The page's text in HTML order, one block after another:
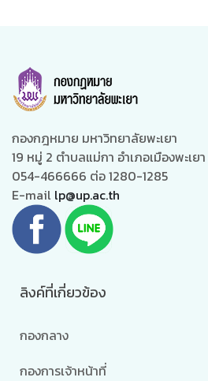
กองกฎหมาย มหาวิทยาลัยพะเยา
19 หมู่ 2 ตำบลแม่กา อำเภอเมืองพะเ
054-466666 ต่อ 1280-1285
E-mail lp@up.ac.th
ลิงค์ที่เกี่ยวข้อง
กองกลาง
กองการเจ้าหน้าที่